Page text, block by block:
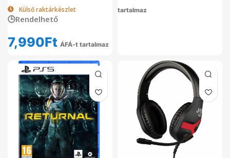
Külső raktárkészlet
🕒Rendelhető
7,990Ft ÁFÁ-t tartalmaz
tartalmaz